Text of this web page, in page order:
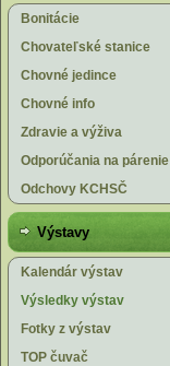
Bonitácie
Chovateľské stanice
Chovné jedince
Chovné info
Zdravie a výživa
Odporúčania na párenie
Odchovy KCHSČ
Výstavy
Kalendár výstav
Výsledky výstav
Fotky z výstav
TOP čuvač